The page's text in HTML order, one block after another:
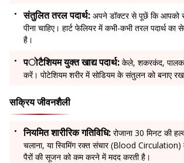
संतुलित तरल पदार्थ: अपने डॉक्टर से पूछें कि आपको
पीना चाहिए। हार्ट फेलियर में कभी-कभी तरल पदार्थ का
है।
पोटैशियम युक्त खाद्य पदार्थ: केले, शकरकंद, पालक
करें। पोटेशियम शरीर में सोडियम के संतुलन को बनाए
सक्रिय जीवनशैली
नियमित शारीरिक गतिविधि: रोजाना 30 मिनट की
चलाना, या स्विमिंग रक्त संचार (Blood Circulation)
पैरों की सूजन को कम करने में मदद करती है।